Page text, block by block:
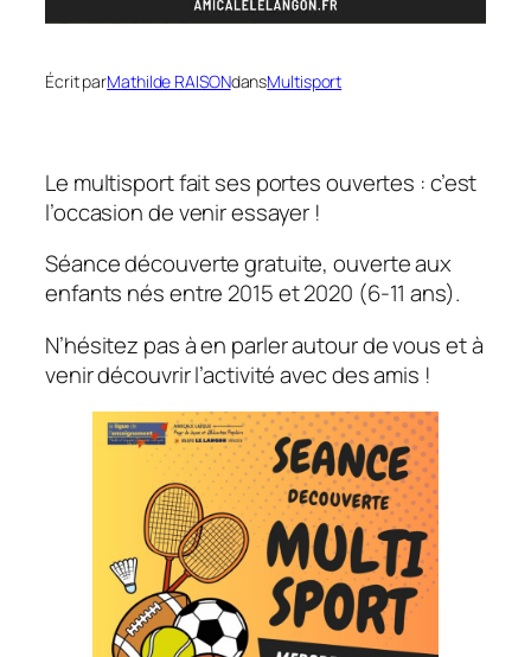
Écrit parMathilde RAISONdansMultisport
Le multisport fait ses portes ouvertes : c’est
l’occasion de venir essayer !
Séance découverte gratuite, ouverte aux
enfants nés entre 2015 et 2020 (6-11 ans).
N’hésitez pas à en parler autour de vous et à
venir découvrir l’activité avec des amis !